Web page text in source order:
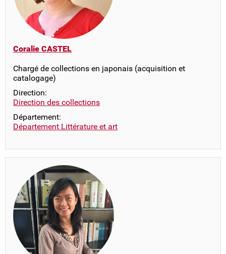
Coralie CASTEL
Chargé de collections en japonais (acquisition et
catalogage)
Direction:
Direction des collections
Département:
Département Littérature et art